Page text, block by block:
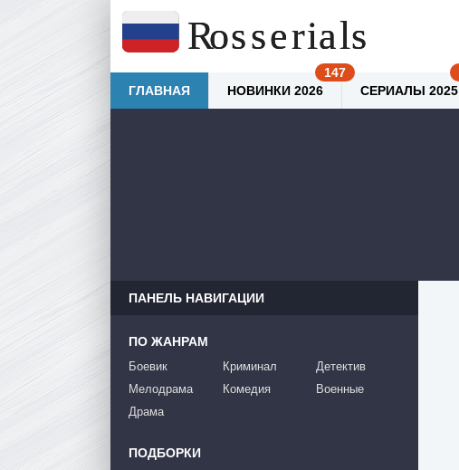
ПАНЕЛЬ НАВИГАЦИИ
ПО ЖАНРАМ
Боевик
Мелодрама
Драма
Криминал
Комедия
Детектив
Военные
ПОДБОРКИ
ГЛАВНАЯ НОВИНКИ 2026 СЕРИАЛЫ 2025